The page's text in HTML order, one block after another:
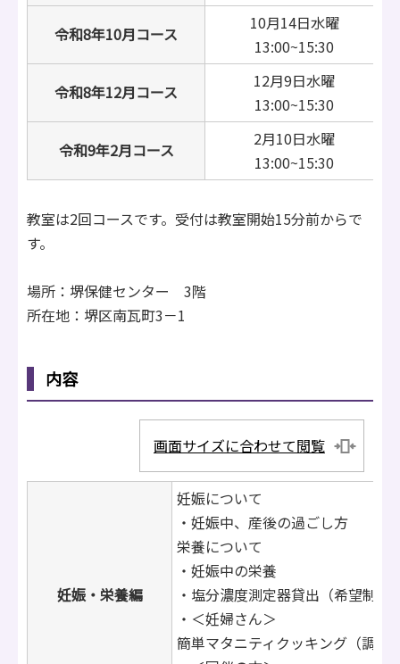
令和8年10月コース
10月14日水曜
13:00~15:30
令和8年12月コース
12月9日水曜
13:00~15:30
令和9年2月コース
2月10日水曜
13:00~15:30
教室は2回コースです。受付は教室開始15分前からで
す。
場所：堺保健センター 3階
所在地：堺区南瓦町3－1
内容
画面サイズに合わせて閲覧
妊娠・栄養編
妊娠について
・妊娠中、産後の過ごし方 ・
栄養について
・妊娠中の栄養
・塩分濃度測定器貸出（希望制）
・＜妊婦さん＞
簡単マタニティクッキング（調理